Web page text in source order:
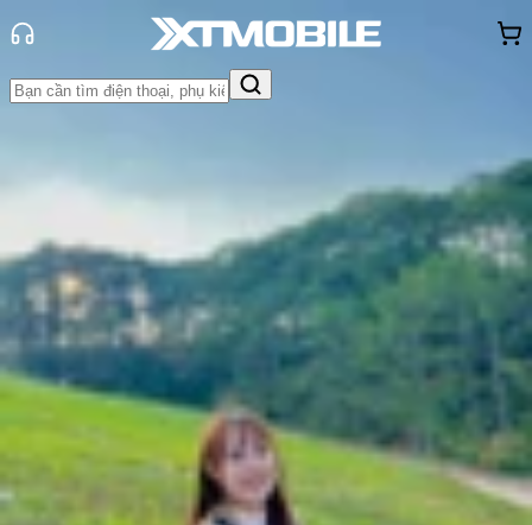
Thủ thuật
Tin MớiĐánh Giá - Trên TaySo Sánh Tư vấn Khuyến
mãi
Thủ thuậtHỏi đápApp - Game Thông báoKhách
hàng - Sự kiện
6 lỗi phổ biến trên Galaxy S25 cũ và
cách khắc phục hiệu quả
Thùy Nguyễn
Ngày đăng:
20/06/2025